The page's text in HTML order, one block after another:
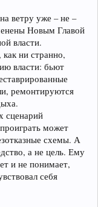
ветру уже – не –
Новым Главой
власти.
ни странно,
власти: бьют
ремонтируются
сценарий
может
схемы. А
а не цель. Ему
и не понимает,
себя